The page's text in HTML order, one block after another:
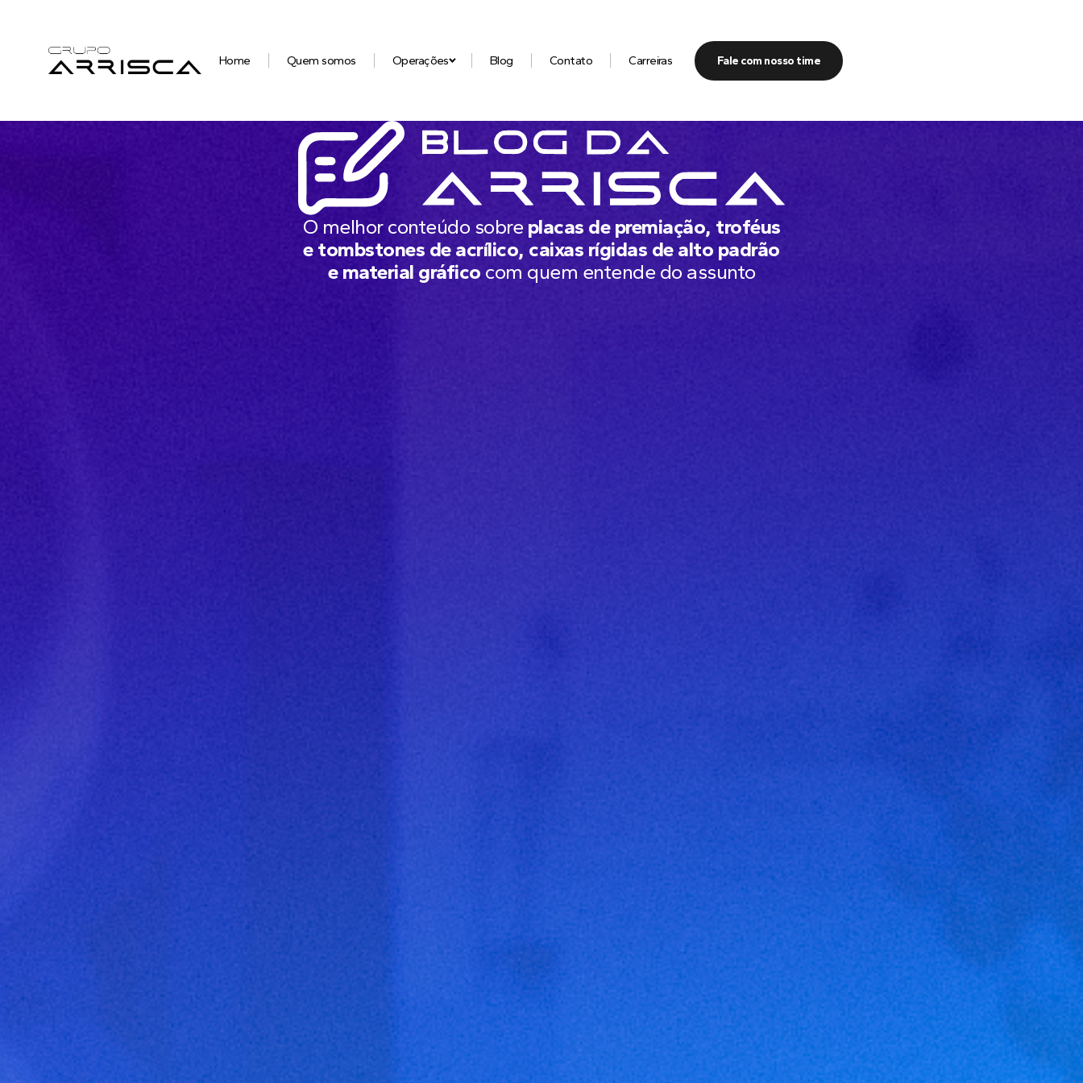
Home Quem somos Operações Blog Contato Carreiras Fale com nosso time
O melhor conteúdo sobre placas de premiação, troféus
e tombstones de acrílico, caixas rígidas de alto padrão
e material gráfico com quem entende do assunto